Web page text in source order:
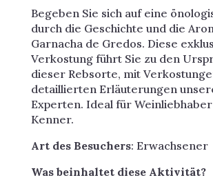
Begeben Sie sich auf eine
durch die Geschichte und die
Garnacha de Gredos. Diese
Verkostung führt Sie zu den
dieser Rebsorte, mit
detaillierten Erläuterungen
Experten. Ideal für
Kenner.
Art des Besuchers: Erwachsener
Was beinhaltet diese Aktivität?